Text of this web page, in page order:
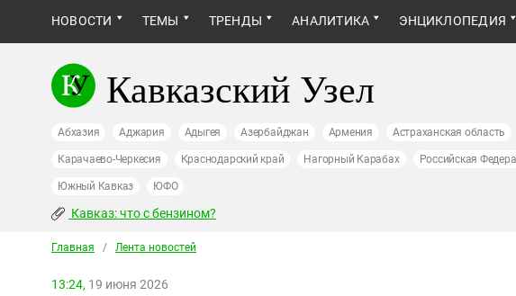
НОВОСТИ ТЕМЫ ТРЕНДЫ АНАЛИТИКА ЭНЦИКЛОПЕДИЯ
Кавказский Узел
Абхазия Аджария Адыгея Азербайджан Армения Астраханская область
Карачаево-Черкесия Краснодарский край Нагорный Карабах Российская
Южный Кавказ ЮФО
Кавказ: что с бензином?
Главная / Лента новостей
13:24, 19 июня 2026